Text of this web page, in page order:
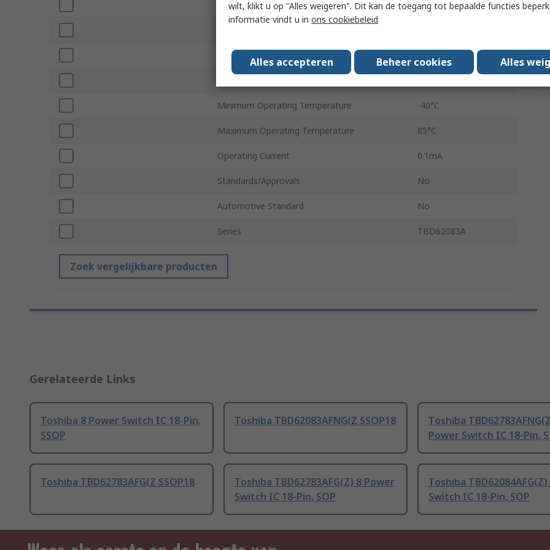
Minimum Supply Voltage 0.5V
Pin Count
Minimum Operating Temperature -40°C
Maximum Operating Temperature 85°C
Operating Current 0.1mA
Standards/Approvals No
Automotive Standard No
Series TBD62083A
Zoek vergelijkbare producten
Gerelateerde Links
Toshiba 8 Power Switch IC 18-Pin,
SSOP
Toshiba TBD62083AFNG(Z SSOP18
Toshiba
Power Switch IC 18-Pin,
Toshiba TBD62783AFG(Z SSOP18
Toshiba TBD62783AFG(Z) 8 Power
Switch IC 18-Pin, SOP
Toshiba
Switch IC 18-Pin, SOP
wilt, klikt u op "Alles weigeren". Dit kan de toegang tot bepaalde functies
informatie vindt u in ons cookiebeleid
Alles accepteren Beheer cookies Alles